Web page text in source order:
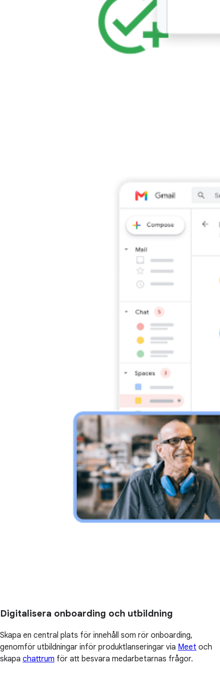
Digitalisera onboarding och utbildning
Skapa en central plats för innehåll som rör onboarding,
genomför utbildningar inför produktlanseringar via Meet och
skapa chattrum för att besvara medarbetarnas frågor.